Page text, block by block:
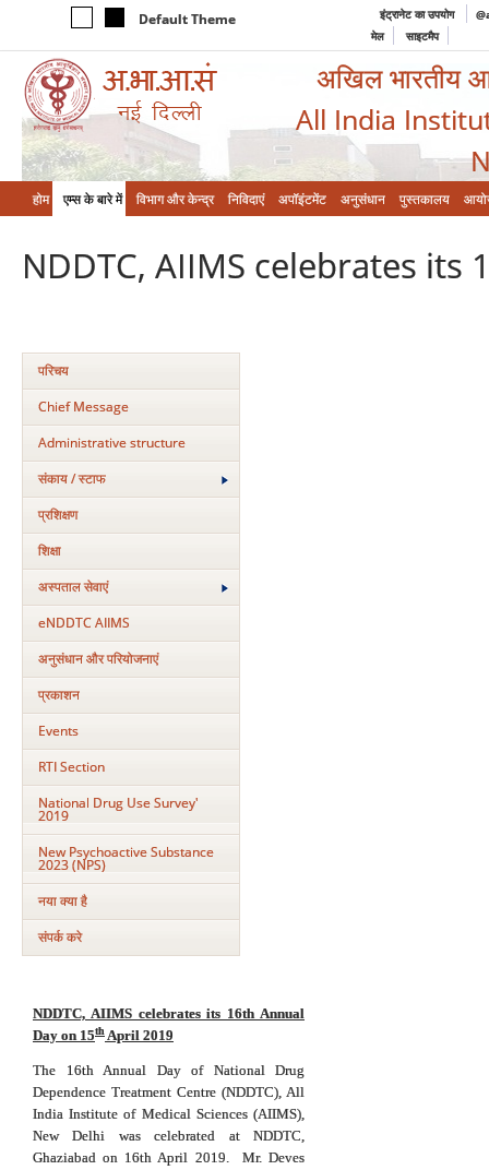
Default Theme इंट्रानेट का उपयोग
मेल
साइटमैप
अखिल भारतीय
All India
होम एम्‍स के बारे में विभाग और केन्‍द्र निविदाएं अपॉइंटमेंट अनुसंधान पुस्तकालय
NDDTC, AIIMS celebrates
परिचय
Chief Message
Administrative structure
संकाय / स्टाफ
प्रशिक्षण
शिक्षा
अस्‍पताल सेवाएं
eNDDTC AIIMS
अनुसंधान और परियोजनाएं
प्रकाशन
Events
RTI Section
National Drug Use Survey'
2019
New Psychoactive Substance
2023 (NPS)
नया क्‍या है
संपर्क करे
NDDTC, AIIMS celebrates its 16th Annual
Day on 15th April 2019
The 16th Annual Day of National Drug
Dependence Treatment Centre (NDDTC), All
India Institute of Medical Sciences (AIIMS),
New Delhi was celebrated at NDDTC,
Ghaziabad on 16th April 2019. Mr. Deves